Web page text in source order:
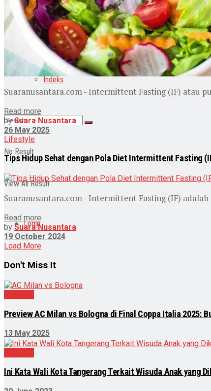
Pendidikan
Wisata
Indeks
No Result
View All Result
Login
Suaranusantara.com - Intermittent Fasting (IF) atau
Read more
by Suara Nusantara
26 May 2025
Lifestyle
Tips Hidup Sehat dengan Pola Diet Intermittent Fasting
Suaranusantara.com - Intermittent Fasting (IF)
Read more
by Suara Nusantara
19 October 2024
Load More
Don't Miss It
Preview AC Milan vs Bologna di Final Coppa Italia 2025:
13 May 2025
Ini Kata Wali Kota Tangerang Terkait Wisuda Anak yang